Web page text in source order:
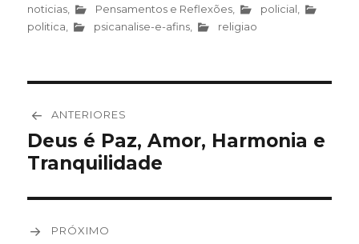
noticias
Pensamentos e Reflexões policial
politica
psicanalise-e-afins religiao
de
Post
ANTERIORES
Post
anterior:
Deus é Paz, Amor, Harmonia e
Tranquilidade
PRÓXIMO